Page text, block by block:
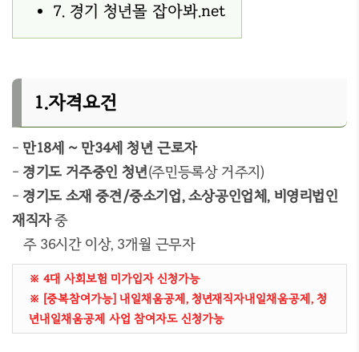
7. 경기 청년몰 잡아봐.net
1.자격요건
-만18세 ~ 만34세 청년 근로자
- 경기도 거주중인 청년(주민등록상 거주지)
- 경기도 소재 중견/중소기업, 소상공인업체, 비영리법인
재직자중
주 36시간 이상, 3개월 근무자
※ 4대 사회보험 미가입자 신청가능
※ [중복참여가능] 내일채움공제, 청년재직자내일채움공제, 청
년내일채움공제 사업 참여자도 신청가능